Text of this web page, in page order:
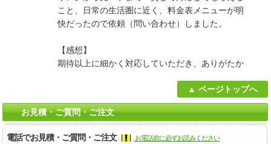
ページトップへ
お見積・ご質問・ご注文
電話でお見積・ご質問・ご注文 お電話前に必ずお読みください